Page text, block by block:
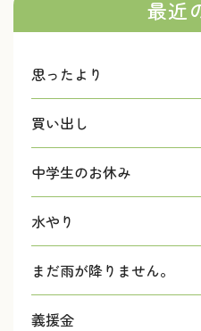
最近
思ったより
買い出し
中学生のお休み
水やり
まだ雨が降りません。
義援金